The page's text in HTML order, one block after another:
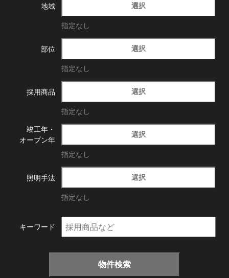
地域 選択
指定なし
部位 選択
指定なし
採用商品 選択
指定なし
竣工年・
オープン年
選択
指定なし
照明手法 選択
指定なし
キーワード
物件検索